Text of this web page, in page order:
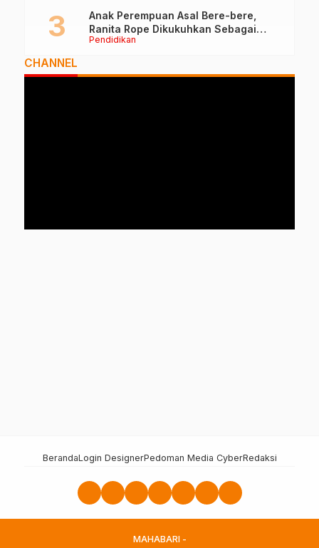
Pendidikan
Anak Perempuan Asal Bere-bere,
Ranita Rope Dikukuhkan Sebagai
Guru Besar dan Rektor Ummu
CHANNEL
BerandaLogin DesignerPedoman Media CyberRedaksi
MAHABARI -